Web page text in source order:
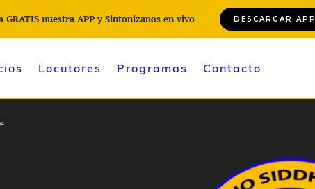
GRATIS nuestra APP y Sintonizanos en vivo DESCARGAR APP
Locutores Programas Contacto